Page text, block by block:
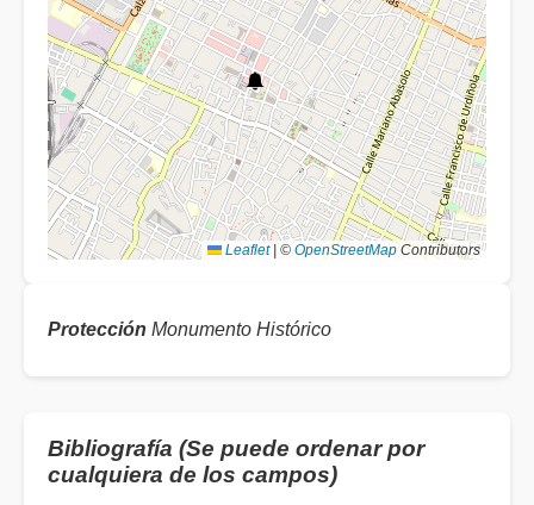
Leaflet © OpenStreetMap Contributors
Protección Monumento Histórico
Bibliografía (Se puede ordenar por
cualquiera de los campos)